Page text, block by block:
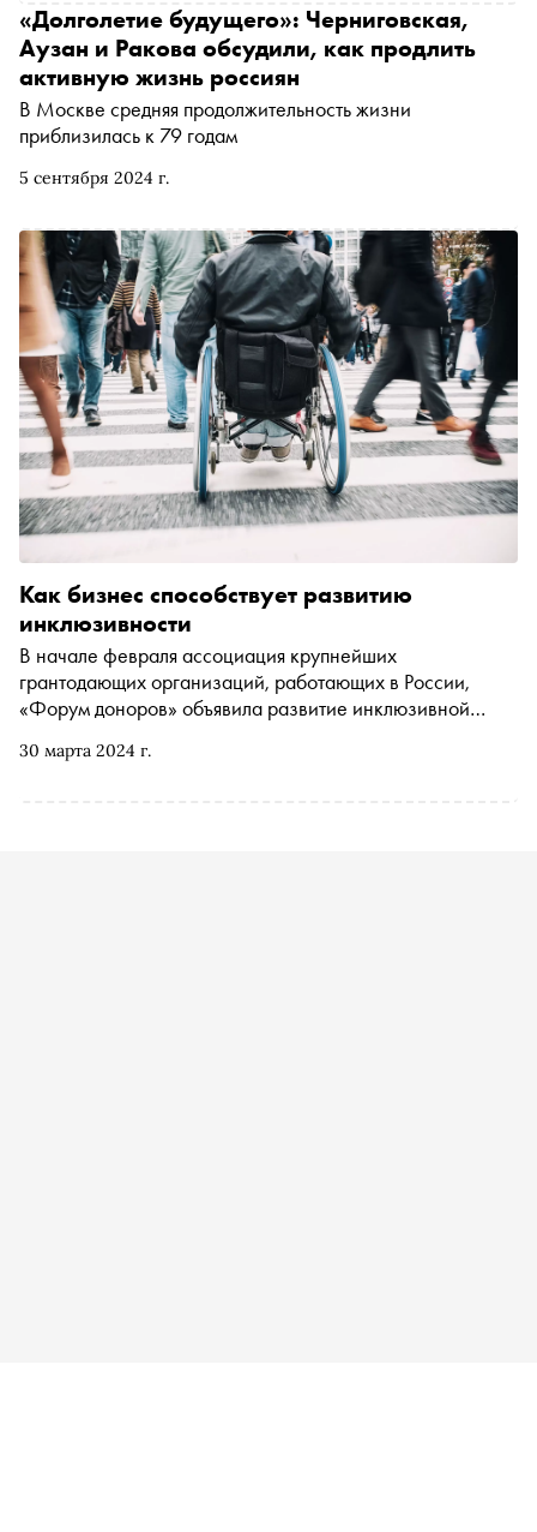
уходят в небытие. В День старшего поколения, 1 октября,
«Сноб» рассказывает, как перестать бояться старости и
научиться с любопытством юности воспринимать новый
для себя период
5 сентября 2024 г.
«Долголетие будущего»: Черниговская,
Аузан и Ракова обсудили, как продлить
активную жизнь россиян
В Москве средняя продолжительность жизни
приблизилась к 79 годам
30 марта 2024 г.
Как бизнес способствует развитию
инклюзивности
В начале февраля ассоциация крупнейших
грантодающих организаций, работающих в России,
«Форум доноров» объявила развитие инклюзивной
такое инклюзия в современном понимании, как бизнес